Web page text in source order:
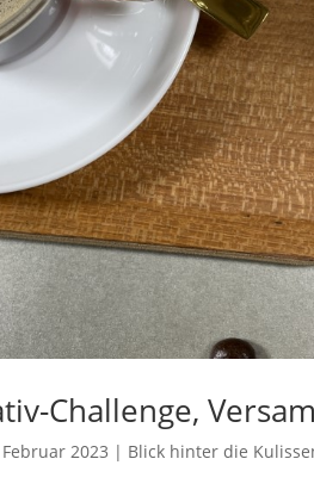
Challenge,
2023 | Blick hinter die